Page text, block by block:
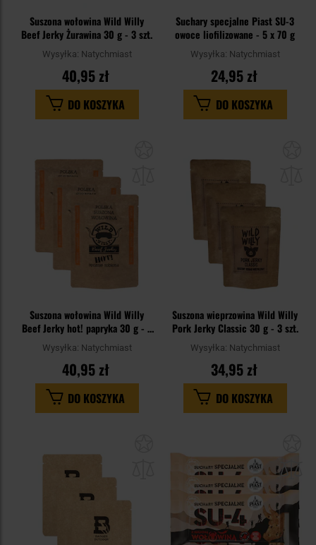
Suszona wołowina Wild Willy
Beef Jerky Żurawina 30 g - 3 szt.
Wysyłka: Natychmiast
40,95 zł
DO KOSZYKA
Suchary specjalne Piast SU-3
owoce liofilizowane - 5 x 70 g
Wysyłka: Natychmiast
24,95 zł
DO KOSZYKA
Suszona wołowina Wild Willy
Beef Jerky hot! papryka 30 g - 3
szt.
Wysyłka: Natychmiast
40,95 zł
DO KOSZYKA
Suszona wieprzowina Wild Willy
Pork Jerky Classic 30 g - 3 szt.
Wysyłka: Natychmiast
34,95 zł
DO KOSZYKA
schowka